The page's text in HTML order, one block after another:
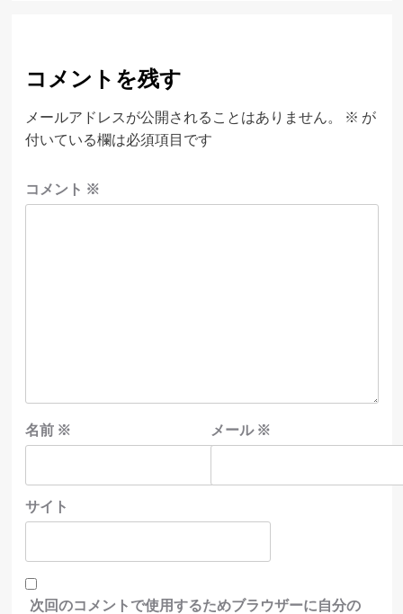
コメントを残す
メールアドレスが公開されることはありません。 ※ が
付いている欄は必須項目です
コメント ※
名前 ※ メール ※
サイト
次回のコメントで使用するためブラウザーに自分の